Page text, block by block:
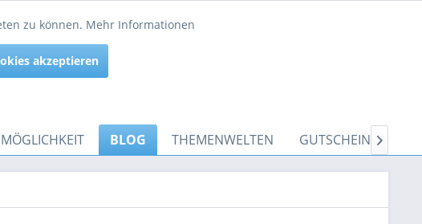
BLOG THEMENWELTEN GUTSCHEINE
zu können. Mehr Informationen
akzeptieren